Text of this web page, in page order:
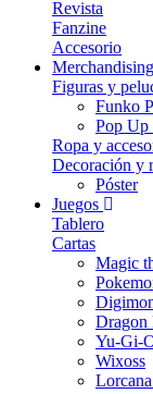
Revista
Fanzine
Accesorio
Merchandising
Figuras y
Funko
Pop Up
Ropa y
Decoración y
Póster
Juegos
Tablero
Cartas
Magic
Dragon
Yu-Gi-
Wixoss